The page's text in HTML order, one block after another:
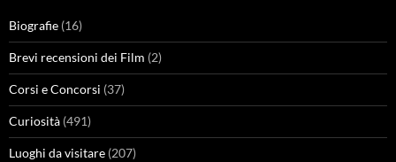
Biografie (16)
Brevi recensioni dei Film (2)
Corsi e Concorsi (37)
Curiosità (491)
Luoghi da visitare (207)